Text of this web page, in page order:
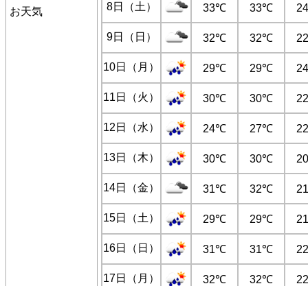
お天気 8日（土） 33℃ 33℃
9日（日） 32℃ 32℃
10日（月） 29℃ 29℃
11日（火） 30℃ 30℃
12日（水） 24℃ 27℃
13日（木） 30℃ 30℃
14日（金） 31℃ 32℃
15日（土） 29℃ 29℃
16日（日） 31℃ 31℃
17日（月） 32℃ 32℃